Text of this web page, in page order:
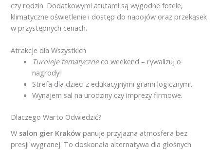
czy rodzin. Dodatkowymi atutami są wygodne fotele,
klimatyczne oświetlenie i dostęp do napojów oraz przekąsek
w przystępnych cenach.
Atrakcje dla Wszystkich
Turnieje tematyczneco weekend – rywalizuj o
nagrody!
Strefa dla dzieci z edukacyjnymi grami logicznymi.
Wynajem sal na urodziny czy imprezy firmowe.
Dlaczego Warto Odwiedzić?
W salon gier Kraków panuje przyjazna atmosfera bez
presji wygranej. To doskonała alternatywa dla głośnych